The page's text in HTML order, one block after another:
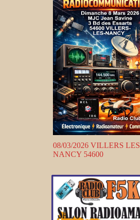
08/03/2026 VILLERS LES
NANCY 54600